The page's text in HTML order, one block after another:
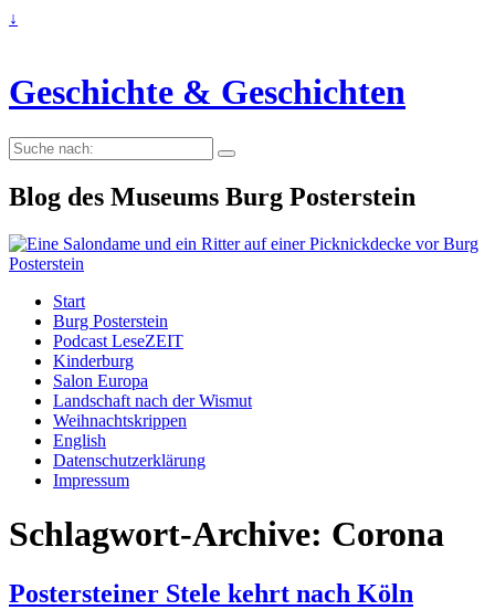
↓
Geschichte & Geschichten
Suche
nach:
Blog des Museums Burg Posterstein
Start
Burg Posterstein
Podcast LeseZEIT
Kinderburg
Salon Europa
Landschaft nach der Wismut
Weihnachtskrippen
English
Datenschutzerklärung
Impressum
Schlagwort-Archive: Corona
Postersteiner Stele kehrt nach Köln